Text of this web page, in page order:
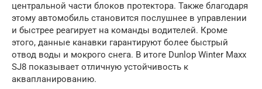
центральной части блоков протектора. Также благодаря
этому автомобиль становится послушнее в управлении
и быстрее реагирует на команды водителей. Кроме
этого, данные канавки гарантируют более быстрый
отвод воды и мокрого снега. В итоге Dunlop Winter Maxx
SJ8 показывает отличную устойчивость к
аквапланированию.